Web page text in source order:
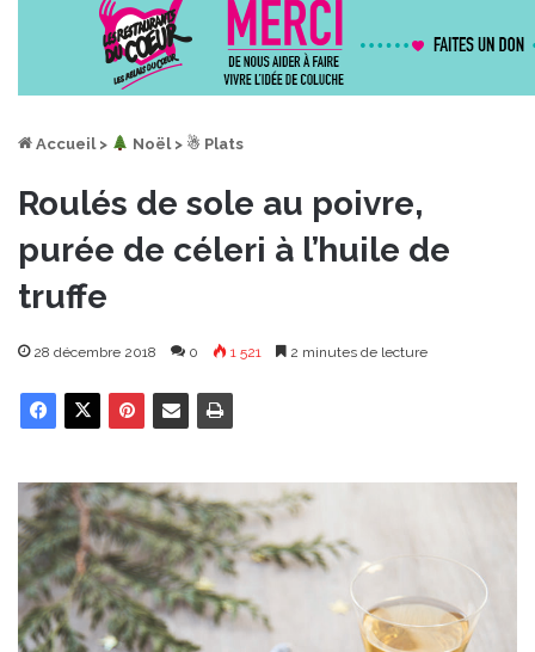
Accueil > ︎ Noël > ☃ Plats
Roulés de sole au poivre,
purée de céleri à l’huile de
truffe
28 décembre 2018 0 1 521 2 minutes de lecture